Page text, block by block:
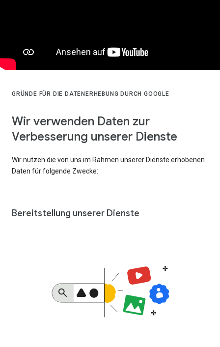
GRÜNDE FÜR DIE DATENERHEBUNG DURCH GOOGLE
Wir verwenden Daten zur
Verbesserung unserer Dienste
Wir nutzen die von uns im Rahmen unserer Dienste erhobenen
Daten für folgende Zwecke:
Bereitstellung unserer Dienste